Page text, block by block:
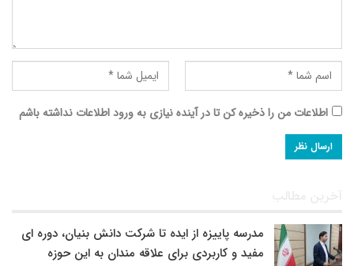
اطلاعات من را ذخیره کن تا در آینده نیازی به ورود اطلاعات نداشته باشم
آخرین مطالب
مدرسه پاییزه از ایده تا شرکت دانش بنیان، دوره ای
مفید و کاربردی برای علاقه مندان به این حوزه